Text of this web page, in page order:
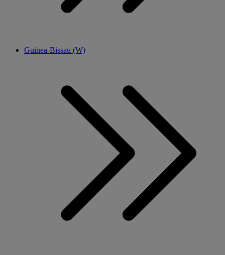
Guinea-Bissau (W)